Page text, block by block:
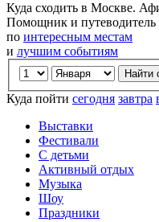
Куда сходить в Москве.
Помощник и путеводитель
по интересным местам
и лучшим событиям
Куда пойти сегодня завтра
Выставки
Фестивали
С детьми
Активный отдых
Музыка
Шоу
Праздники